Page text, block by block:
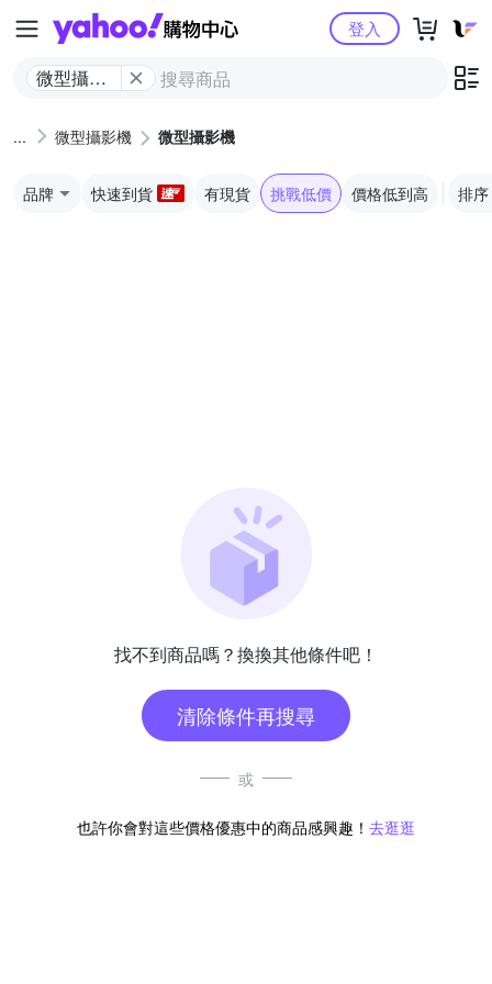
Yahoo購物中心
微型攝影
登入
微型攝影機 微型攝影機
品牌 快速到貨 有現貨 挑戰低價 價格低到高 排序
找不到商品嗎？換換其他條件吧！
清除條件再搜尋
或
也許你會對這些價格優惠中的商品感興趣！ 去逛逛